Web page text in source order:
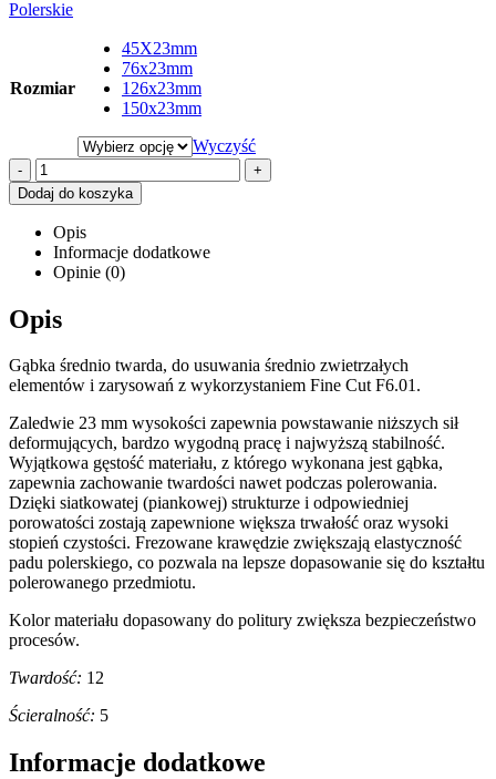
Polerskie
Rozmiar
45X23mm
76x23mm
126x23mm
150x23mm
Wyczyść
-
+
Dodaj do koszyka
Opis
Informacje dodatkowe
Opinie (0)
Opis
Gąbka średnio twarda, do usuwania średnio zwietrzałych
elementów i zarysowań z wykorzystaniem Fine Cut F6.01.
Zaledwie 23 mm wysokości zapewnia powstawanie niższych sił
deformujących, bardzo wygodną pracę i najwyższą stabilność.
Wyjątkowa gęstość materiału, z którego wykonana jest gąbka,
zapewnia zachowanie twardości nawet podczas polerowania.
Dzięki siatkowatej (piankowej) strukturze i odpowiedniej
porowatości zostają zapewnione większa trwałość oraz wysoki
stopień czystości. Frezowane krawędzie zwiększają elastyczność
padu polerskiego, co pozwala na lepsze dopasowanie się do kształtu
polerowanego przedmiotu.
Kolor materiału dopasowany do politury zwiększa bezpieczeństwo
procesów.
Twardość: 12
Ścieralność: 5
Informacje dodatkowe